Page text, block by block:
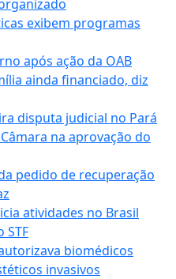
exibem programas
após ação da OAB
ainda financiado, diz
disputa judicial no Pará
na aprovação do
pedido de recuperação
atividades no Brasil
STF
biomédicos
invasivos